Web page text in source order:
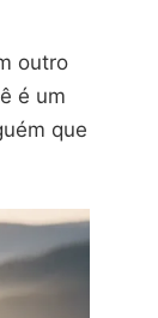
outro
é um
que